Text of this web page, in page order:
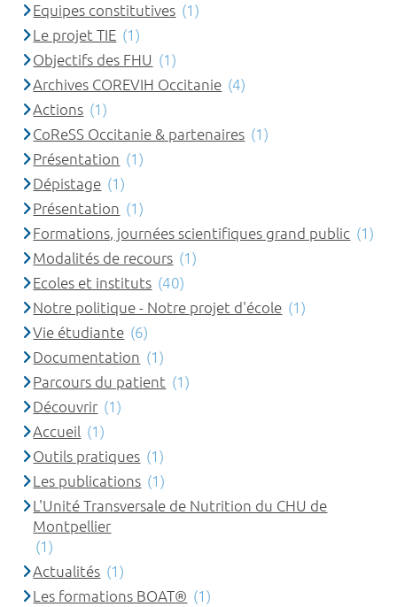
Equipes constitutives (1)
Le projet TIE (1)
Objectifs des FHU (1)
Archives COREVIH Occitanie (4)
Actions (1)
CoReSS Occitanie & partenaires (1)
Présentation (1)
Dépistage (1)
Présentation (1)
Formations, journées scientifiques grand public (1)
Modalités de recours (1)
Ecoles et instituts (40)
Notre politique - Notre projet d'école (1)
Vie étudiante (6)
Documentation (1)
Parcours du patient (1)
Découvrir (1)
Accueil (1)
Outils pratiques (1)
Les publications (1)
L'Unité Transversale de Nutrition du CHU de
Montpellier
(1)
Actualités (1)
Les formations BOAT® (1)